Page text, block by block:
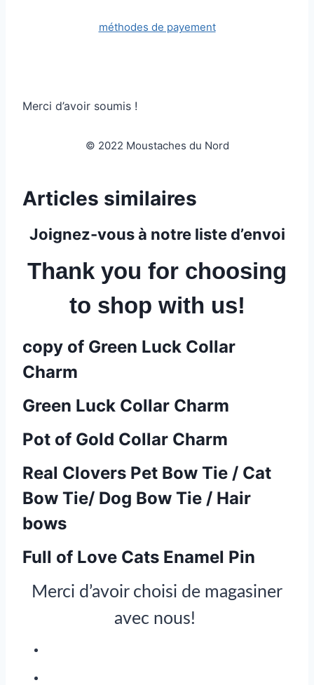
méthodes de payement
Merci d’avoir soumis !
© 2022 Moustaches du Nord
Articles similaires
Joignez-vous à notre liste d’envoi
Thank you for choosing
to shop with us!
copy of Green Luck Collar
Charm
Green Luck Collar Charm
Pot of Gold Collar Charm
Real Clovers Pet Bow Tie / Cat
Bow Tie/ Dog Bow Tie / Hair
bows
Full of Love Cats Enamel Pin
Merci d’avoir choisi de magasiner
avec nous!